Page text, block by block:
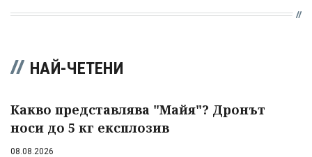
НАЙ-ЧЕТЕНИ
Какво представлява "Майя"? Дронът
носи до 5 кг експлозив
08.08.2026